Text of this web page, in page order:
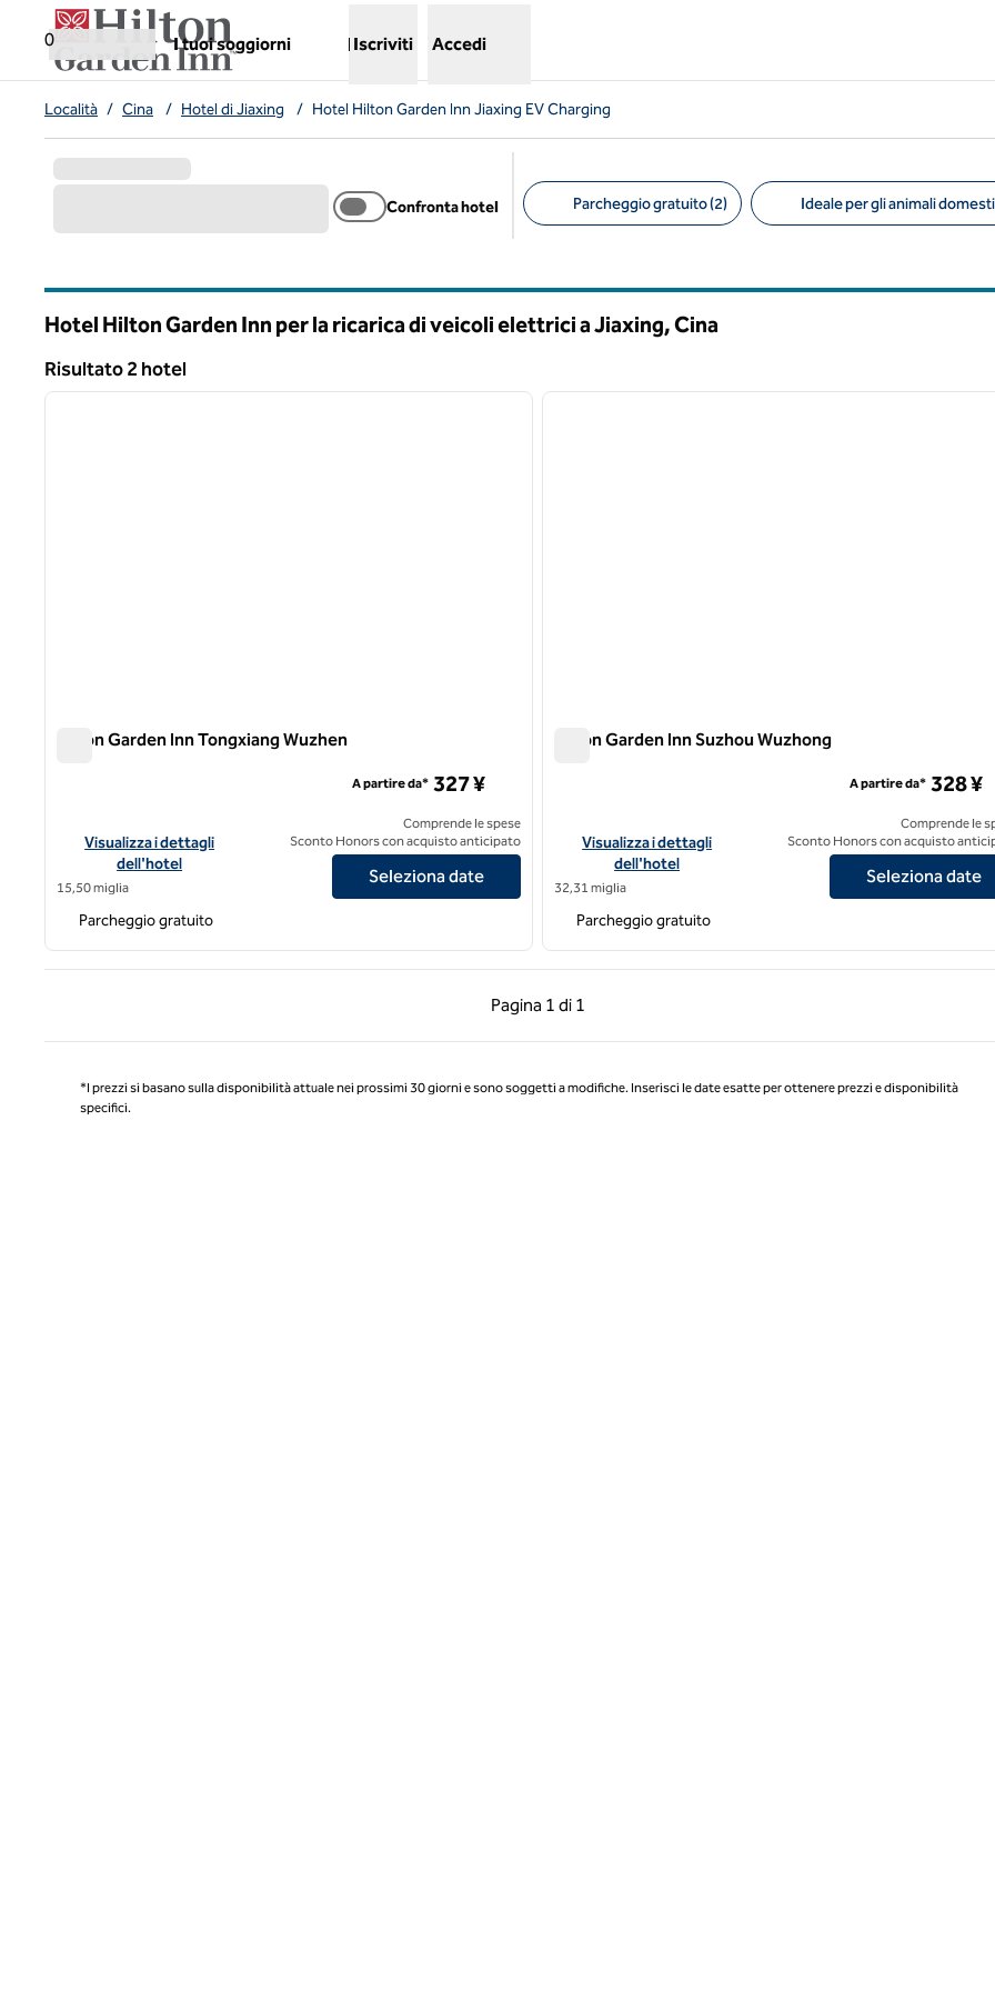
Vai al contenuto
0
I tuoi soggiorni
,apre una nuova scheda
Iscriviti Accedi
Località / Cina / Hotel di Jiaxing / Hotel Hilton Garden Inn Jiaxing EV Charging
Confronta hotel Parcheggio gratuito (2) Ideale per gli animali
Hotel Hilton Garden Inn per la ricarica di veicoli elettrici a Jiaxing, Cina
Risultato 2 hotel
Risultato 2 hotel
1 di 12
immagine successiva
Hilton Garden Inn Tongxiang Wuzhen
Visualizza i dettagli dell'hotel Hilton Garden Inn Tongxiang Wuzhen
Visualizza i dettagli
dell'hotel
15,50 miglia
A partire da* 327 ¥
Comprende le spese
Sconto Honors con acquisto anticipato
Seleziona date
Parcheggio gratuito
1 di 8
Hilton Garden Inn Suzhou Wuzhong
Visualizza i dettagli dell'hotel Hilton Garden Inn Suzhou
Visualizza i dettagli
dell'hotel
32,31 miglia
A partire da* 328 ¥
Comprende le
Sconto Honors con acquisto
Seleziona date
Parcheggio gratuito
Pagina 1 di 1
Pagina precedente, 1 di 1
Pagina 1 di 1
*I prezzi si basano sulla disponibilità attuale nei prossimi 30 giorni e sono soggetti a modifiche. Inserisci le date esatte per ottenere prezzi e disponibilità
specifici.